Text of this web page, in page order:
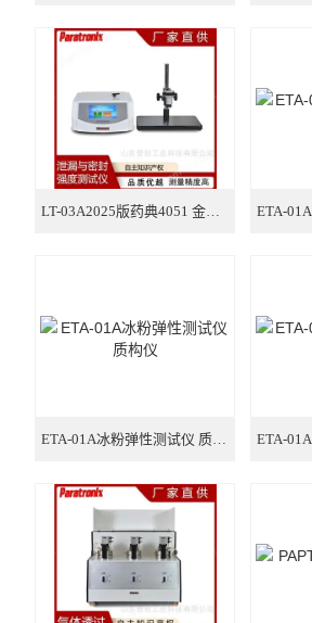
胶黏剂检测仪器
瓶类检测仪器
口罩检测仪器
气相色谱仪 LT-03A2025版药典4051 金属罐气密性测试仪
ETA-01A冰粉弹性测试仪 质构仪